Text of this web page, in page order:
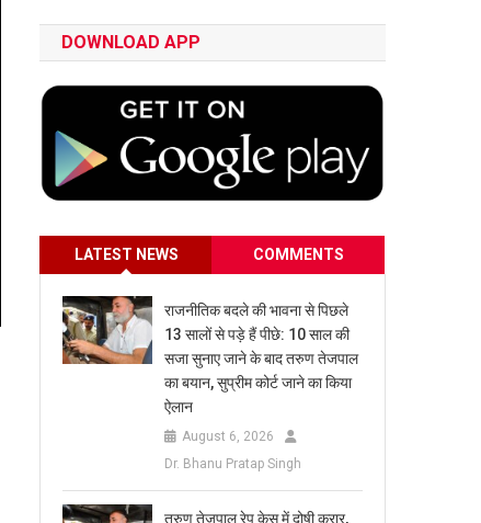
DOWNLOAD APP
LATEST NEWS COMMENTS
राजनीतिक बदले की भावना से पिछले
13 सालों से पड़े हैं पीछे: 10 साल की
सजा सुनाए जाने के बाद तरुण तेजपाल
का बयान, सुप्रीम कोर्ट जाने का किया
ऐलान
August 6, 2026
Dr. Bhanu Pratap Singh
तरुण तेजपाल रेप केस में दोषी करार,